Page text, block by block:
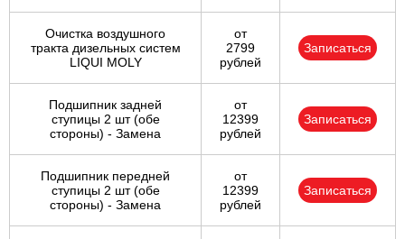
Очистка воздушного
тракта дизельных систем
LIQUI MOLY
от
2799
рублей
Записаться
Подшипник задней
ступицы 2 шт (обе
стороны) - Замена
от
12399
рублей
Записаться
Подшипник передней
ступицы 2 шт (обе
стороны) - Замена
от
12399
рублей
Записаться